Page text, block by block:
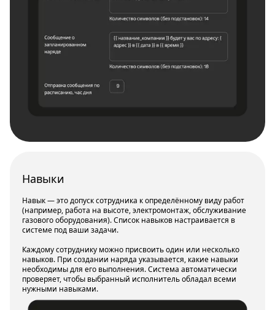
Навыки
Навык — это допуск сотрудника к определённому виду работ
(например, работа на высоте, электромонтаж, обслуживание
газового оборудования). Список навыков настраивается в
системе под ваши задачи.
Каждому сотруднику можно присвоить один или несколько
навыков. При создании наряда указывается, какие навыки
необходимы для его выполнения. Система автоматически
проверяет, чтобы выбранный исполнитель обладал всеми
нужными навыками.